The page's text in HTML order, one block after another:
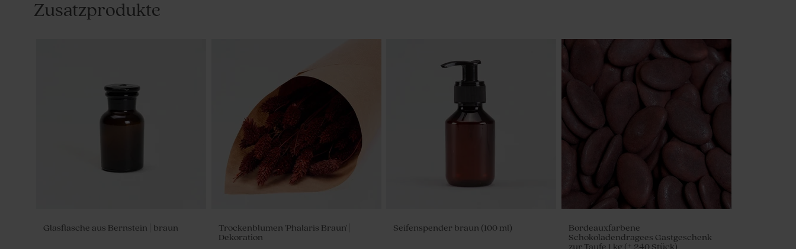
Zusatzprodukte
Glasflasche aus Bernstein | braun
Trockenblumen 'Phalaris Braun' |
Dekoration
Seifenspender braun (100 ml)
Bordeauxfarbene
Schokoladendragees Gastgeschenk
zur Taufe 1 kg (± 240 Stück)